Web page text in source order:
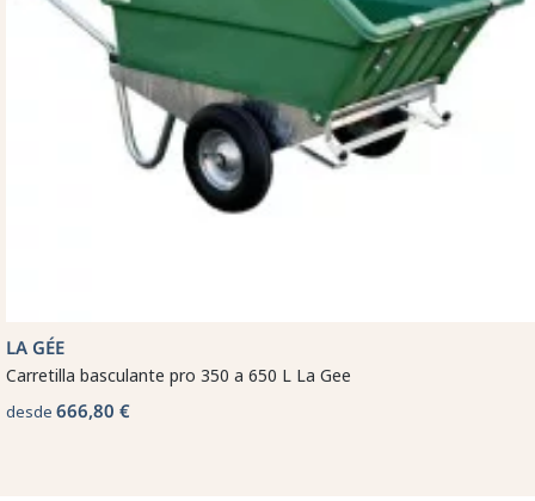
LA GÉE
Carretilla basculante pro 350 a 650 L La Gee
desde 666,80 €